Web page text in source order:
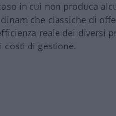
in cui non produca
classiche di
reale dei diversi
costi di gestione.